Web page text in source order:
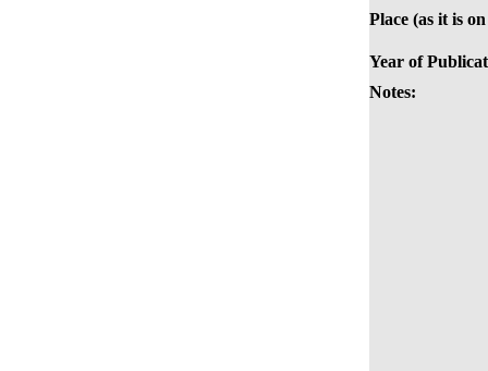
Place (as it is
Year of
Notes: